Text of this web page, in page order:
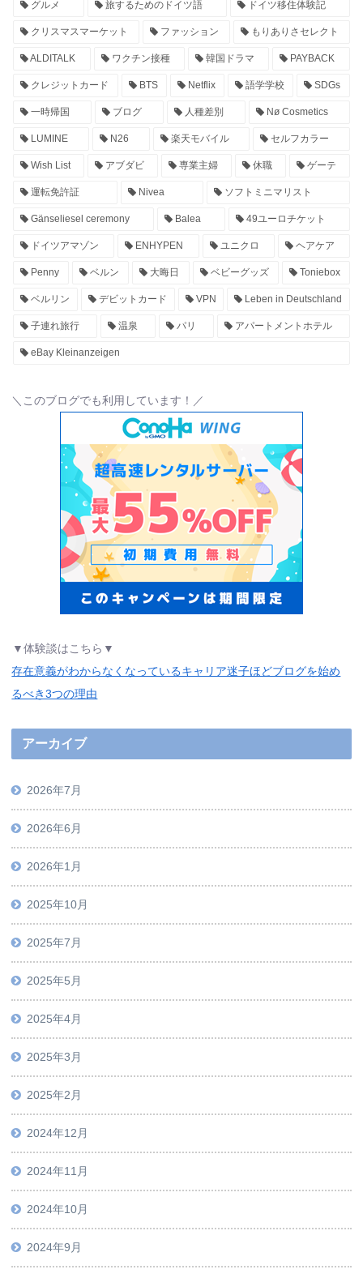
グルメ 旅するためのドイツ語 ドイツ移住体験記
クリスマスマーケット ファッション もりありさセレクト
ALDITALK ワクチン接種 韓国ドラマ PAYBACK
クレジットカード BTS Netflix 語学学校 SDGs
一時帰国 ブログ 人種差別 Nø Cosmetics
LUMINE N26 楽天モバイル セルフカラー
Wish List アブダビ 専業主婦 休職 ゲーテ
運転免許証 Nivea ソフトミニマリスト
Gänseliesel ceremony Balea 49ユーロチケット
ドイツアマゾン ENHYPEN ユニクロ ヘアケア
Penny ベルン 大晦日 ベビーグッズ Toniebox
ベルリン デビットカード VPN Leben in Deutschland
子連れ旅行 温泉 パリ アパートメントホテル
eBay Kleinanzeigen
＼このブログでも利用しています！／
▼体験談はこちら▼
存在意義がわからなくなっているキャリア迷子ほどブログを始め
るべき3つの理由
アーカイブ
2026年7月
2026年6月
2026年1月
2025年10月
2025年7月
2025年5月
2025年4月
2025年3月
2025年2月
2024年12月
2024年11月
2024年10月
2024年9月